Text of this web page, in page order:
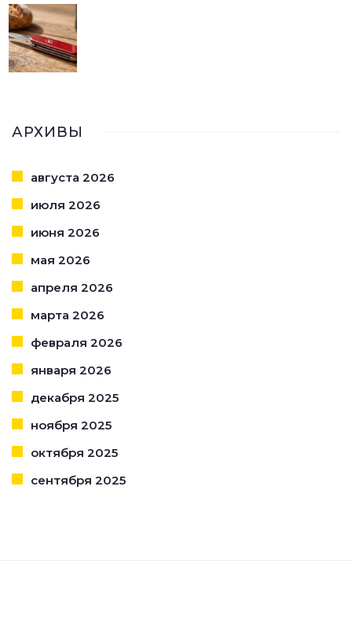
АРХИВЫ
августа 2026
июля 2026
июня 2026
мая 2026
апреля 2026
марта 2026
февраля 2026
января 2026
декабря 2025
ноября 2025
октября 2025
сентября 2025